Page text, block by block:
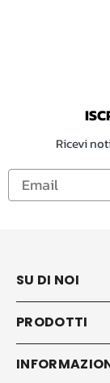
Ricevi
SU DI NOI
PRODOTTI